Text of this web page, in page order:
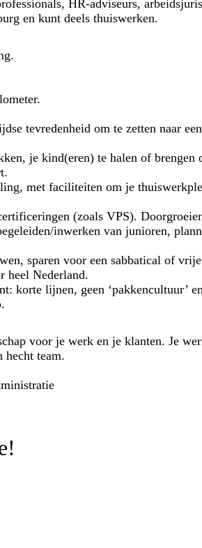
HR-adviseurs,
en kunt deels thuiswerken.
tevredenheid om te zetten naar
je kind(eren) te halen of brengen
met faciliteiten om je
(zoals VPS).
inwerken van junioren,
sparen voor een sabbatical of
heel Nederland.
korte lijnen, geen ‘pakkencultuur’
voor je werk en je klanten. Je
hecht team.